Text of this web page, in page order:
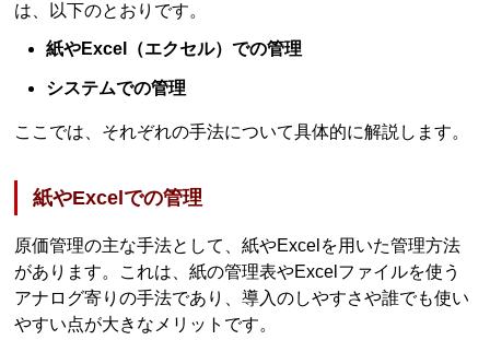
は、以下のとおりです。
紙やExcel（エクセル）での管理
システムでの管理
ここでは、それぞれの手法について具体的に解説します。
紙やExcelでの管理
原価管理の主な手法として、紙やExcelを用いた管理方法
があります。これは、紙の管理表やExcelファイルを使う
アナログ寄りの手法であり、導入のしやすさや誰でも使い
やすい点が大きなメリットです。